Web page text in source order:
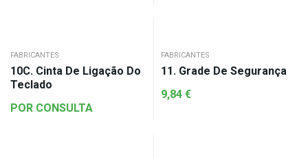
FABRICANTES
10C. Cinta De Ligação Do
Teclado
POR CONSULTA
FABRICANTES
11. Grade De Segurança
9,84 €